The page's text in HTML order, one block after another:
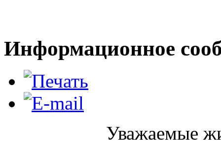
Информационное
Уважаемые